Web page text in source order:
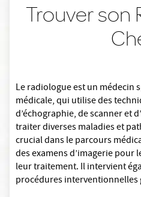
Trouver son
Le radiologue est un médecin
médicale, qui utilise des
d’échographie, de scanner et
traiter diverses maladies et
crucial dans le parcours
des examens d’imagerie pour
leur traitement. Il intervient
procédures interventionnelles